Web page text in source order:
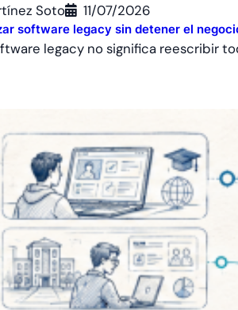
Soto 11/07/2026
software legacy sin detener el
legacy no significa reescribir